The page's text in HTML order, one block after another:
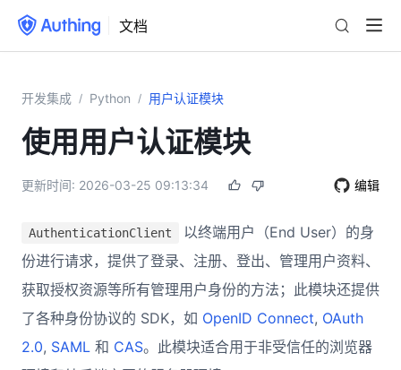
文档
开发集成 / Python / 用户认证模块
使用用户认证模块
更新时间: 2026-03-25 09:13:34 编辑
AuthenticationClient
以终端用户（End User）的身
份进行请求，提供了登录、注册、登出、管理用户资料、
获取授权资源等所有管理用户身份的方法；此模块还提供
了各种身份协议的 SDK，如 OpenID Connect, OAuth
2.0, SAML 和 CAS。此模块适合用于非受信任的浏览器